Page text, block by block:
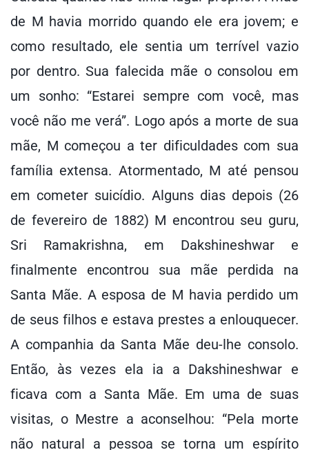
de M havia morrido quando ele era jovem; e
como resultado, ele sentia um terrível vazio
por dentro. Sua falecida mãe o consolou em
um sonho: “Estarei sempre com você, mas
você não me verá”. Logo após a morte de sua
mãe, M começou a ter dificuldades com sua
família extensa. Atormentado, M até pensou
em cometer suicídio. Alguns dias depois (26
de fevereiro de 1882) M encontrou seu guru,
Sri Ramakrishna, em Dakshineshwar e
finalmente encontrou sua mãe perdida na
Santa Mãe. A esposa de M havia perdido um
de seus filhos e estava prestes a enlouquecer.
A companhia da Santa Mãe deu-lhe consolo.
Então, às vezes ela ia a Dakshineshwar e
ficava com a Santa Mãe. Em uma de suas
visitas, o Mestre a aconselhou: “Pela morte
não natural a pessoa se torna um espírito